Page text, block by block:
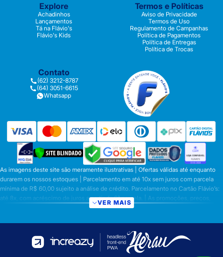
Explore
Achadinhos
Lançamentos
Tá na Flávio's
Flávio's Kids
Termos e Políticas
Aviso de Privacidade
Termos de Uso
Regulamento de Campanhas
Política de Pagamentos
Política de Entregas
Política de Trocas
Contato
(62) 3212-8787
(64) 3051-6615
Whatsapp
As imagens deste site são meramente ilustrativas | Ofertas válidas até enquanto
durarem os nossos estoques | Parcelamento em até 10x sem juros com parcela
mínima de R$ 60,00 sujeito a análise de crédito. Parcelamento no Cartão Flávio’s:
até 8x, com acréscimo de juros a partir da 6ª parcela. | As promoções, preços,
parcelamentos e condições de pagamento são válidas apenas para compras
preços válidos para os produtos serão aqueles exibidos no ato da conclusão da
operação, conforme exibição, e desde que haja disponibilidade dos produtos |
Frete Grátis para compras em Goiás, DF com pedido mínimo de R$ 349,90,
VER MAIS